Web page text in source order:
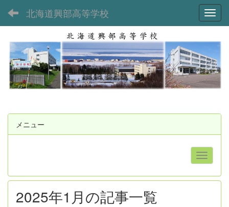
北海道興部高等学校
メニュー
2025年1月の記事一覧